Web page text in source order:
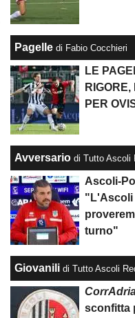
Pagelle di Fabio Cocchieri
LE
PER
Avversario di Tutto Ascoli
Ascoli-
"L'Ascoli
turno"
Giovanili di Tutto Ascoli
sconfitta